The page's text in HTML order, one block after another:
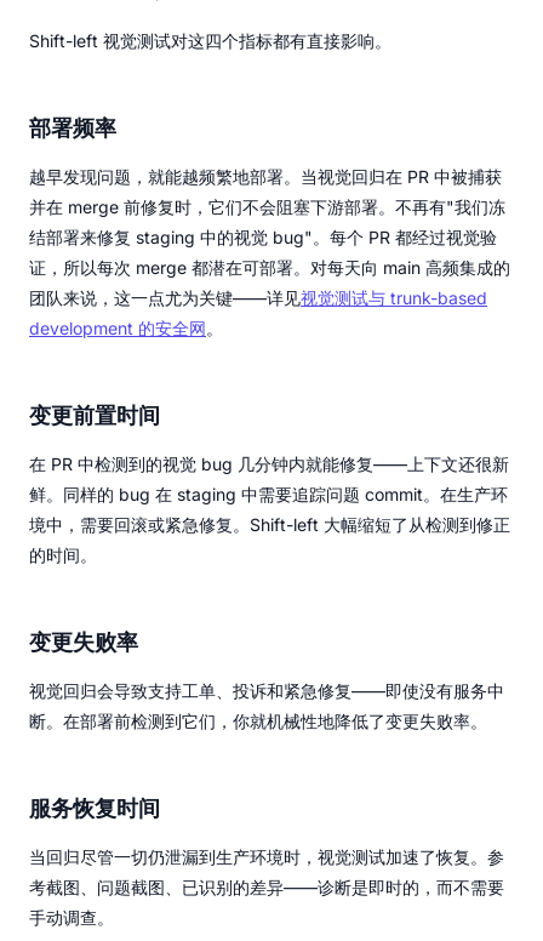
Shift-left 视觉测试对这四个指标都有直接影响。
部署频率
越早发现问题，就能越频繁地部署。当视觉回归在 PR 中被捕获
并在 merge 前修复时，它们不会阻塞下游部署。不再有"我们冻
结部署来修复 staging 中的视觉 bug"。每个 PR 都经过视觉验
证，所以每次 merge 都潜在可部署。对每天向 main 高频集成的
团队来说，这一点尤为关键——详见视觉测试与 trunk-based
development 的安全网。
变更前置时间
在 PR 中检测到的视觉 bug 几分钟内就能修复——上下文还很新
鲜。同样的 bug 在 staging 中需要追踪问题 commit。在生产环
境中，需要回滚或紧急修复。Shift-left 大幅缩短了从检测到修正
的时间。
变更失败率
视觉回归会导致支持工单、投诉和紧急修复——即使没有服务中
断。在部署前检测到它们，你就机械性地降低了变更失败率。
服务恢复时间
当回归尽管一切仍泄漏到生产环境时，视觉测试加速了恢复。参
考截图、问题截图、已识别的差异——诊断是即时的，而不需要
手动调查。